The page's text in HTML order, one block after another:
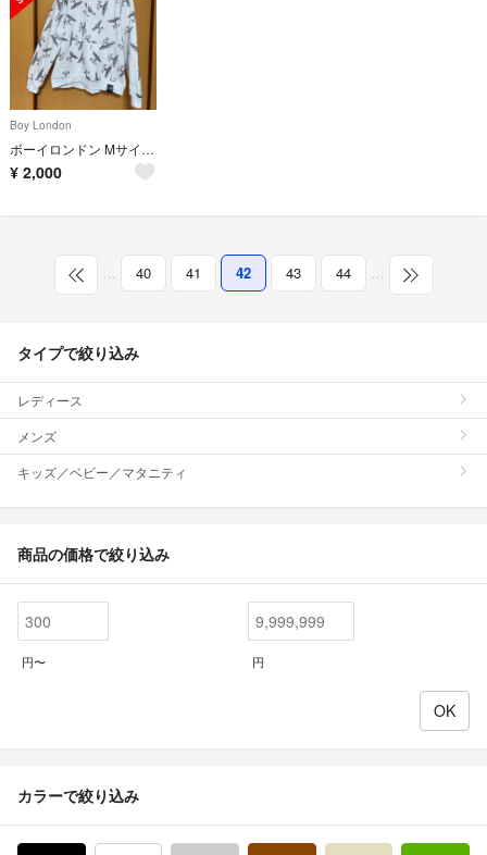
Boy London
ボーイロンドン Mサイズ パーカー
¥ 2,000
… 40 41 42 43 44 …
タイプで絞り込み
レディース
メンズ
キッズ／ベビー／マタニティ
商品の価格で絞り込み
円〜 円
カラーで絞り込み